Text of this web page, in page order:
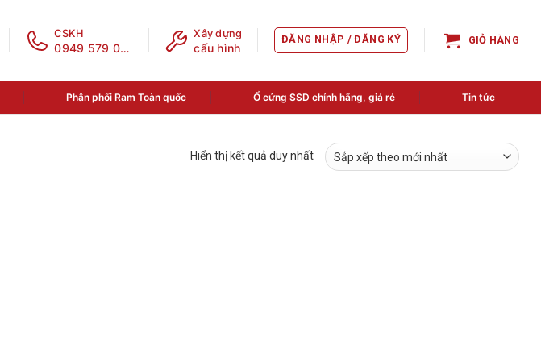
CSKH
0949 579 078
Xây dựng
cấu hình
ĐĂNG NHẬP / ĐĂNG KÝ GIỎ HÀNG
Phân phối Ram Toàn quốc Ổ cứng SSD chính hãng, giá rẻ Tin tức
Hiển thị kết quả duy nhất